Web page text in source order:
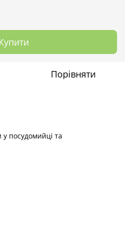
Порівняти
посудомийці та